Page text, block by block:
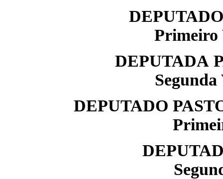
Primeiro
DEPUTADA
Segunda
DEPUTADO